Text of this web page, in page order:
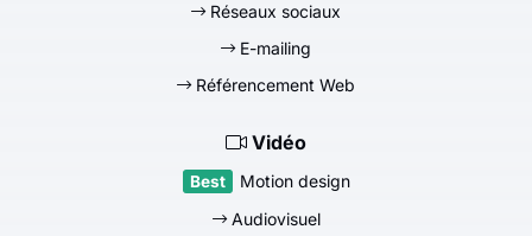
Réseaux sociaux
E-mailing
Référencement Web
Vidéo
Motion design
Audiovisuel